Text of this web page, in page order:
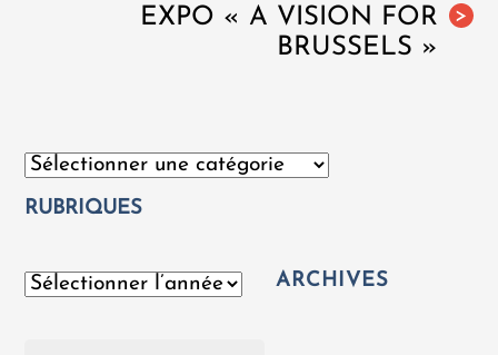
>
EXPO « A VISION FOR
BRUSSELS »
Catégories
RUBRIQUES
Archives ARCHIVES